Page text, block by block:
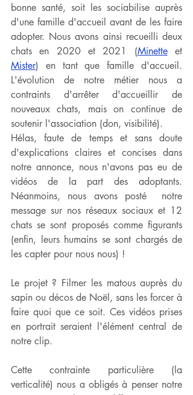
bonne santé, soit les sociabilise auprès
d'une famille d'accueil avant de les faire
adopter. Nous avons ainsi recueilli deux
chats en 2020 et 2021 (Minette
Mister) en tant que famille d'accueil.
L'évolution de notre métier nous a
contraints d'arrêter d'accueillir de
nouveaux chats, mais on continue de
soutenir l'association (don, visibilité).
Hélas, faute de temps et sans doute
d'explications claires et concises dans
notre annonce, nous n'avons pas eu de
vidéos de la part des adoptants.
Néanmoins, nous avons posté  notre
message sur nos réseaux sociaux et 12
chats se sont proposés comme figurants
(enfin, leurs humains se sont chargés de
les capter pour nous nous) !
Le projet ? Filmer les matous auprès du
sapin ou décos de Noël, sans les forcer à
faire quoi que ce soit. Ces vidéos prises
en portrait seraient l'élément central de
notre clip.
Cette contrainte particulière (la
verticalité) nous a obligés à penser notre